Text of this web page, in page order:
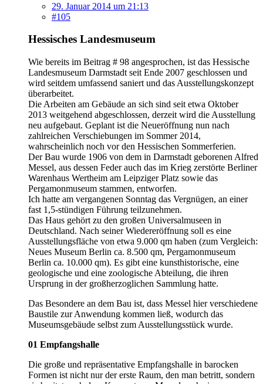
29. Januar 2014 um 21:13
#105
Hessisches Landesmuseum
Wie bereits im Beitrag # 98 angesprochen, ist das Hessische
Landesmuseum Darmstadt seit Ende 2007 geschlossen und
wird seitdem umfassend saniert und das Ausstellungskonzept
überarbeitet.
Die Arbeiten am Gebäude an sich sind seit etwa Oktober
2013 weitgehend abgeschlossen, derzeit wird die Ausstellung
neu aufgebaut. Geplant ist die Neueröffnung nun nach
zahlreichen Verschiebungen im Sommer 2014,
wahrscheinlich noch vor den Hessischen Sommerferien.
Der Bau wurde 1906 von dem in Darmstadt geborenen Alfred
Messel, aus dessen Feder auch das im Krieg zerstörte Berliner
Warenhaus Wertheim am Leipziger Platz sowie das
Pergamonmuseum stammen, entworfen.
Ich hatte am vergangenen Sonntag das Vergnügen, an einer
fast 1,5-stündigen Führung teilzunehmen.
Das Haus gehört zu den großen Universalmuseen in
Deutschland. Nach seiner Wiedereröffnung soll es eine
Ausstellungsfläche von etwa 9.000 qm haben (zum Vergleich:
Neues Museum Berlin ca. 8.500 qm, Pergamonmuseum
Berlin ca. 10.000 qm). Es gibt eine kunsthistorische, eine
geologische und eine zoologische Abteilung, die ihren
Ursprung in der großherzoglichen Sammlung hatte.
Das Besondere an dem Bau ist, dass Messel hier verschiedene
Baustile zur Anwendung kommen ließ, wodurch das
Museumsgebäude selbst zum Ausstellungsstück wurde.
01 Empfangshalle
Die große und repräsentative Empfangshalle in barocken
Formen ist nicht nur der erste Raum, den man betritt, sondern